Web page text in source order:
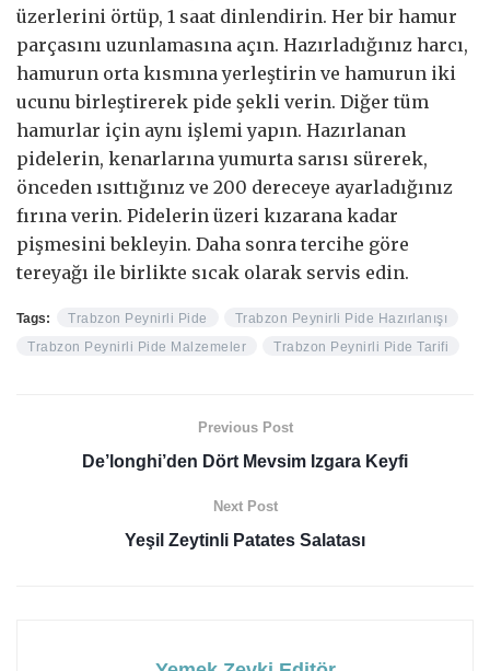
üzerlerini örtüp, 1 saat dinlendirin. Her bir hamur
parçasını uzunlamasına açın. Hazırladığınız harcı,
hamurun orta kısmına yerleştirin ve hamurun iki
ucunu birleştirerek pide şekli verin. Diğer tüm
hamurlar için aynı işlemi yapın. Hazırlanan
pidelerin, kenarlarına yumurta sarısı sürerek,
önceden ısıttığınız ve 200 dereceye ayarladığınız
fırına verin. Pidelerin üzeri kızarana kadar
pişmesini bekleyin. Daha sonra tercihe göre
tereyağı ile birlikte sıcak olarak servis edin.
Tags: Trabzon Peynirli Pide
Trabzon Peynirli Pide Hazırlanışı
Trabzon Peynirli Pide Malzemeler
Trabzon Peynirli Pide Tarifi
Previous Post
De’longhi’den Dört Mevsim Izgara Keyfi
Next Post
Yeşil Zeytinli Patates Salatası